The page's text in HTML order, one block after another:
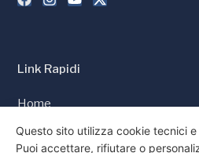
Link Rapidi
Home
Stampa e Media
Questo sito utilizza cookie tecnici
Puoi accettare, rifiutare o